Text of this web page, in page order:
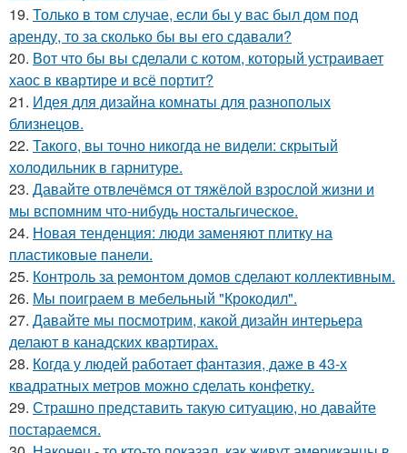
19. Только в том случае, если бы у вас был дом под
аренду, то за сколько бы вы его сдавали?
20. Вот что бы вы сделали с котом, который устраивает
хаос в квартире и всё портит?
21. Идея для дизайна комнаты для разнополых
близнецов.
22. Такого, вы точно никогда не видели: скрытый
холодильник в гарнитуре.
23. Давайте отвлечёмся от тяжёлой взрослой жизни и
мы вспомним что-нибудь ностальгическое.
24. Новая тенденция: люди заменяют плитку на
пластиковые панели.
25. Контроль за ремонтом домов сделают коллективным.
26. Мы поиграем в мебельный "Крокодил".
27. Давайте мы посмотрим, какой дизайн интерьера
делают в канадских квартирах.
28. Когда у людей работает фантазия, даже в 43-х
квадратных метров можно сделать конфетку.
29. Страшно представить такую ситуацию, но давайте
постараемся.